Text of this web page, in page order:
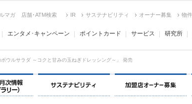
マガ 店舗･ATM検索 IR サステナビリティ オーナー募集 物
エンタメ･キャンペーン ポイントカード サービス 研究所
ボウルサラダ ～コクと甘みの玉ねぎドレッシング～」 発売